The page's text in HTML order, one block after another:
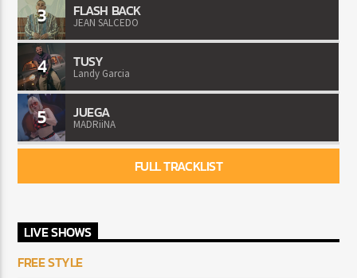
3 FLASH BACK
JEAN SALCEDO
4 TUSY
Landy Garcia
5 JUEGA
MADRiiNA
FULL TRACKLIST
LIVE SHOWS
FREE STYLE